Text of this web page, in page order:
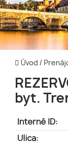
Úvod /
byt.
Interné ID:
Ulica: